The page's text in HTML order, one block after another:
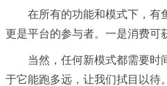
在所有的功能和模式下，有
更是平台的参与者。一是消费可
当然，任何新模式都需要时
于它能跑多远，让我们拭目以待。